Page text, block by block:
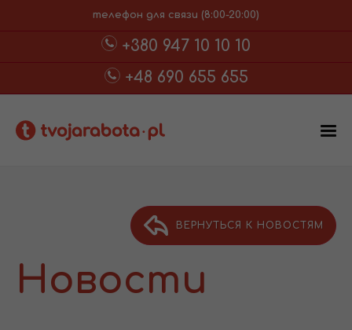
телефон для связи (8:00-20:00)
+380 947 10 10 10
+48 690 655 655
ВЕРНУТЬСЯ К НОВОСТЯМ
Новости